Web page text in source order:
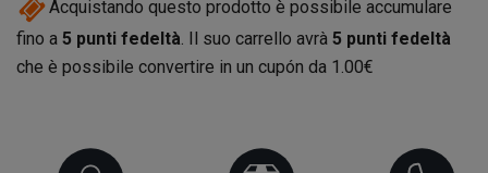
Acquistando questo prodotto è possibile accumulare
fino a 5 punti fedeltà. Il suo carrello avrà 5 punti fedeltà
che è possibile convertire in un cupón da 1.00€